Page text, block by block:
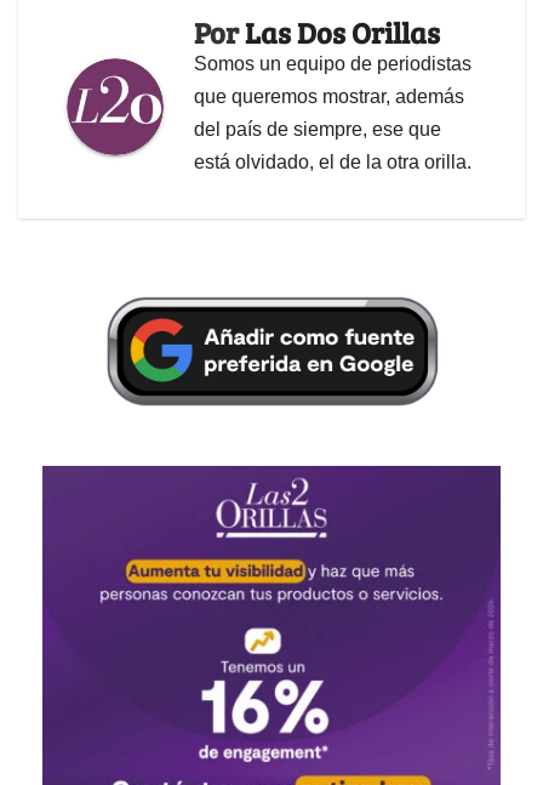
PorLas Dos Orillas
Somos un equipo de periodistas
que queremos mostrar, además
del país de siempre, ese que
está olvidado, el de la otra orilla.